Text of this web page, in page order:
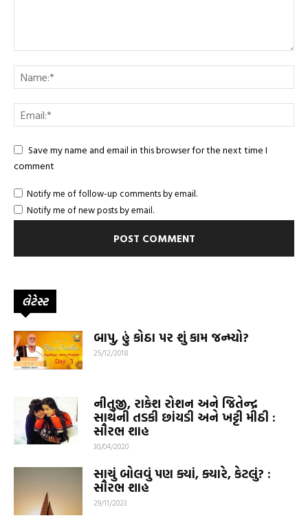
Save my name and email in this browser for the next time I
comment
Notify me of follow-up comments by email.
Notify me of new posts by email.
લેટેસ્ટ
બાપુ, હું કોઠા પર શું કામ જન્મ્યો?
25/12/2018
નીતુજી, રાકેશ રોશન અને જિતેન્દ્ર
સાથેની તડકી છાંયડી અને ખટ્ટી મીઠી :
સૌરભ શાહ
30/04/2020
સાચું બોલવું પણ ક્યાં, ક્યારે, કેટલું? :
સૌરભ શાહ
29/11/2023